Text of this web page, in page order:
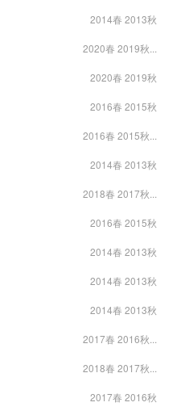
2014春 2013秋
2020春 2019秋...
2020春 2019秋
2016春 2015秋
2016春 2015秋...
2014春 2013秋
2018春 2017秋...
2016春 2015秋
2014春 2013秋
2014春 2013秋
2014春 2013秋
2017春 2016秋...
2018春 2017秋...
2017春 2016秋